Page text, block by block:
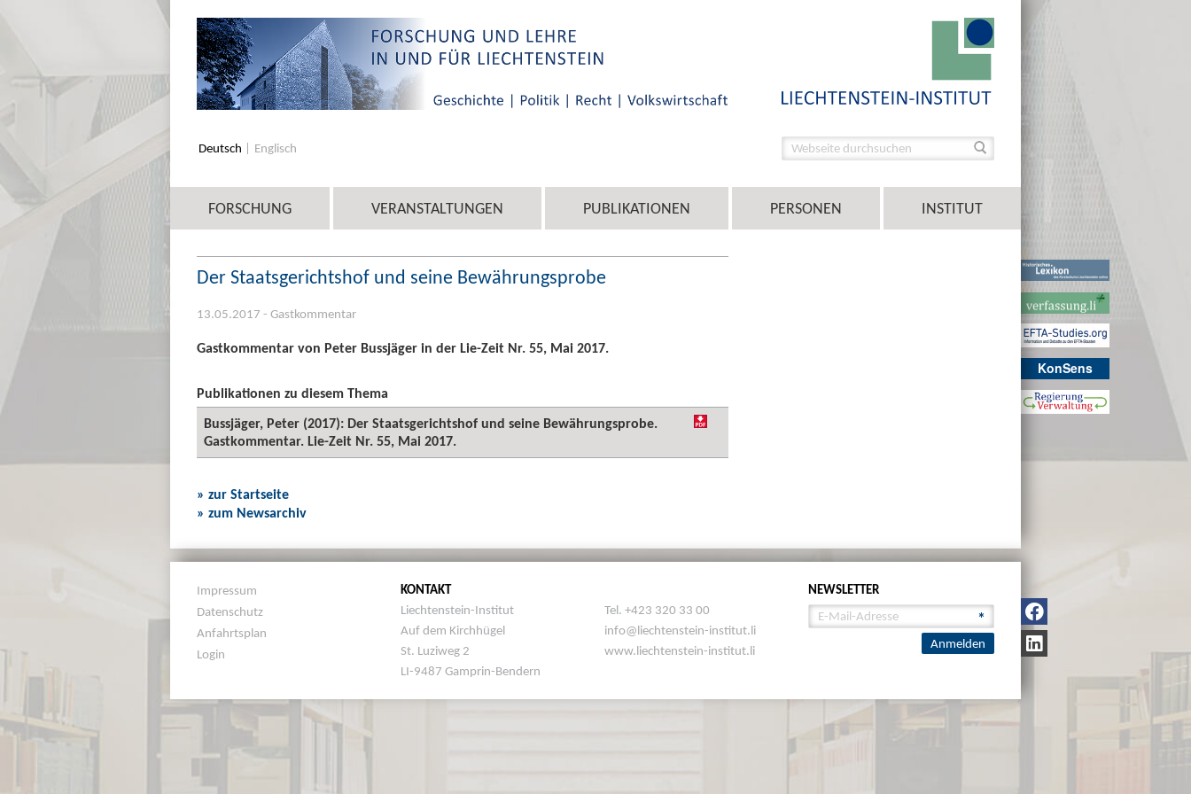
KonSens
Deutsch Englisch
FORSCHUNG VERANSTALTUNGEN PUBLIKATIONEN PERSONEN INSTITUT
Der Staatsgerichtshof und seine Bewährungsprobe
13.05.2017 - Gastkommentar
Gastkommentar von Peter Bussjäger in der Lie-Zeit Nr. 55, Mai 2017.
Publikationen zu diesem Thema
Bussjäger, Peter (2017): Der Staatsgerichtshof und seine Bewährungsprobe.
Gastkommentar. Lie-Zeit Nr. 55, Mai 2017.
» zur Startseite
» zum Newsarchiv
Impressum
Datenschutz
Anfahrtsplan
Login
KONTAKT
Liechtenstein-Institut
Auf dem Kirchhügel
St. Luziweg 2
LI-9487 Gamprin-Bendern
Tel. +423 320 33 00
info@liechtenstein-institut.li
www.liechtenstein-institut.li
NEWSLETTER